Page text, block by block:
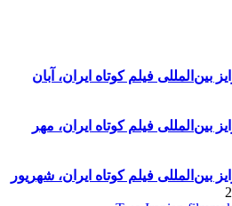
فیلم کوتاه ایران، آبان
فیلم کوتاه ایران، مهر
فیلم کوتاه ایران، شهریور